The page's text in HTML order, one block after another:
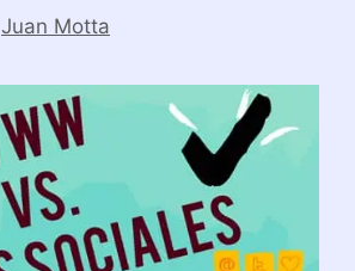
Juan Motta